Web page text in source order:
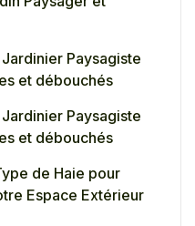
Paysagiste
et débouchés
Paysagiste
et débouchés
de Haie pour
Espace Extérieur